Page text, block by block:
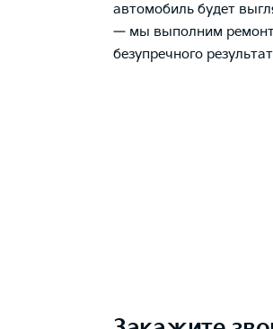
автомобиль будет
— мы выполним ремонт
безупречного